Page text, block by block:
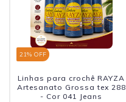
21% OFF
Linhas para crochê RAYZA
Artesanato Grossa tex 288
- Cor 041 Jeans